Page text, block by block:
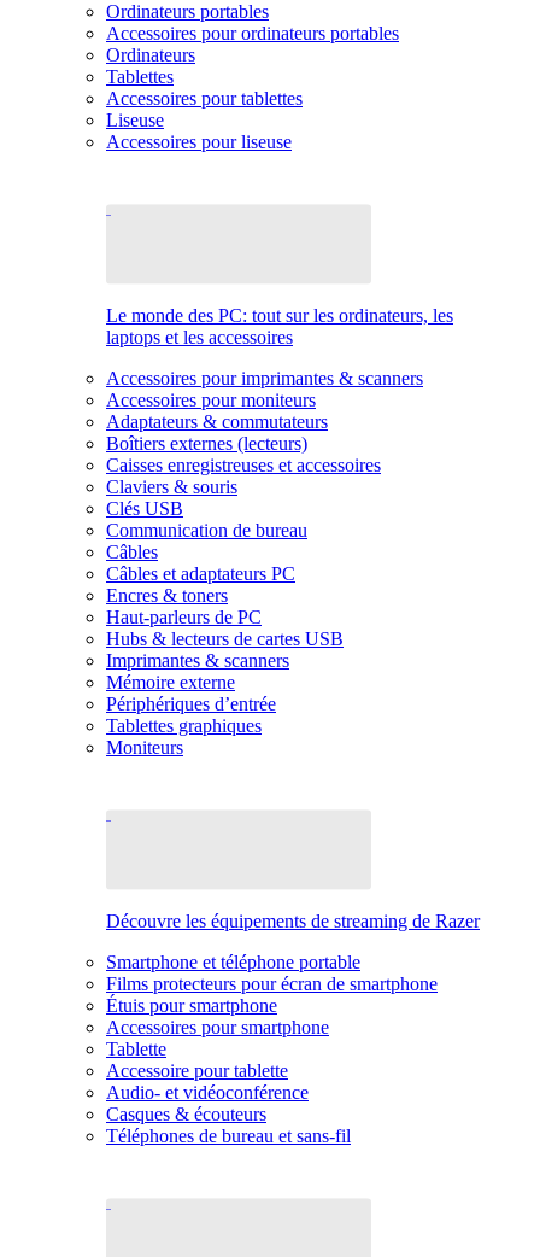
Ordinateurs portables
Accessoires pour ordinateurs portables
Ordinateurs
Tablettes
Accessoires pour tablettes
Liseuse
Accessoires pour liseuse
Le monde des PC: tout sur les ordinateurs, les
laptops et les accessoires
Accessoires pour imprimantes & scanners
Accessoires pour moniteurs
Adaptateurs & commutateurs
Boîtiers externes (lecteurs)
Caisses enregistreuses et accessoires
Claviers & souris
Clés USB
Communication de bureau
Câbles
Câbles et adaptateurs PC
Encres & toners
Haut-parleurs de PC
Hubs & lecteurs de cartes USB
Imprimantes & scanners
Mémoire externe
Périphériques d’entrée
Tablettes graphiques
Moniteurs
Découvre les équipements de streaming de Razer
Smartphone et téléphone portable
Films protecteurs pour écran de smartphone
Étuis pour smartphone
Accessoires pour smartphone
Tablette
Accessoire pour tablette
Audio- et vidéoconférence
Casques & écouteurs
Téléphones de bureau et sans-fil